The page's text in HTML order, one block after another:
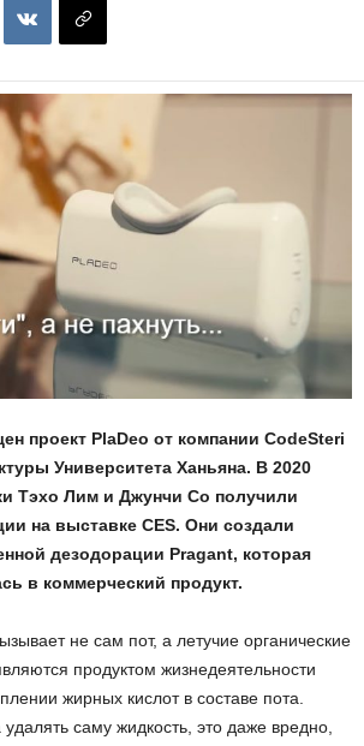
проект PlaDeo от компании CodeSteri
Университета Ханьяна. В 2020
Тэхо Лим и Джунчи Со получили
на выставке CES. Они создали
дезодорации Pragant, которая
в коммерческий продукт.
не сам пот, а летучие органические
продуктом жизнедеятельности
жирных кислот в составе пота.
саму жидкость, это даже вредно,